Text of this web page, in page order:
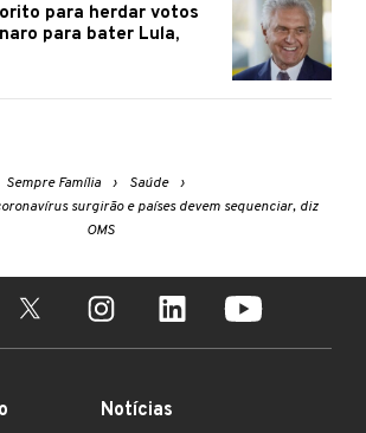
para herdar votos
para bater Lula,
Sempre Família
Saúde
surgirão e países devem sequenciar, diz
OMS
Notícias